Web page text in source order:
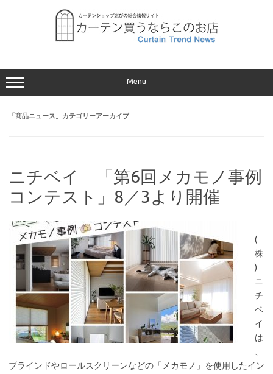
ッ
プ
Menu
「商品ニュース 」カテゴリーアーカイブ
ニチベイ 「第6回メカモノ事例
コンテスト」8／3より開催
(
株
)
ニ
チ
ベ
イ
は
ブラインドやロールスクリーンなどの「メカモノ」を使用したイン